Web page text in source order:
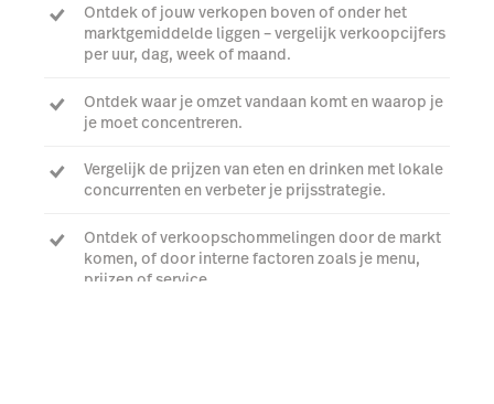
Ontdek of jouw verkopen boven of onder het
marktgemiddelde liggen – vergelijk verkoopcijfers
per uur, dag, week of maand.
Ontdek waar je omzet vandaan komt en waarop je
je moet concentreren.
Vergelijk de prijzen van eten en drinken met lokale
concurrenten en verbeter je prijsstrategie.
Ontdek of verkoopschommelingen door de markt
komen, of door interne factoren zoals je menu,
prijzen of service.